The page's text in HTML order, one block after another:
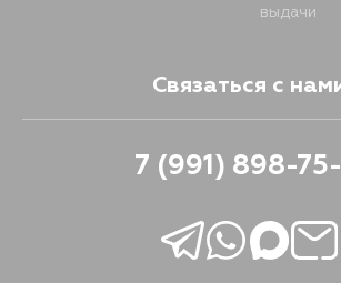
выдачи
Связаться с
7 (991) 898-75-